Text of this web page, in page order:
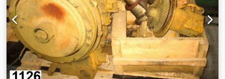
головний захист, гідропідсилювач керма, додаткові
фари, кабіна, кондиціонер, паркувальні датчики,
повний привід, система іммобілайзера, стандартна
лопата, фільтр сажі,